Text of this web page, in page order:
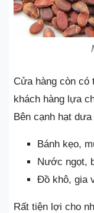
Cửa hàng còn có
khách hàng lựa
Bên cạnh hạt
Bánh kẹo,
Nước ngọt,
Đồ khô, gia
Rất tiện lợi cho